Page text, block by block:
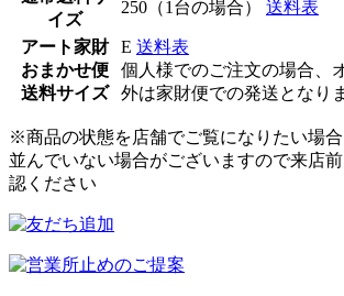
イズ
250（1台の場合） 送料表
アート家財
おまかせ便
送料サイズ
E 送料表
個人様でのご注文の場合、
外は家財便での発送となり
※商品の状態を店舗でご覧になりたい場
並んでいない場合がございますので来店
認ください